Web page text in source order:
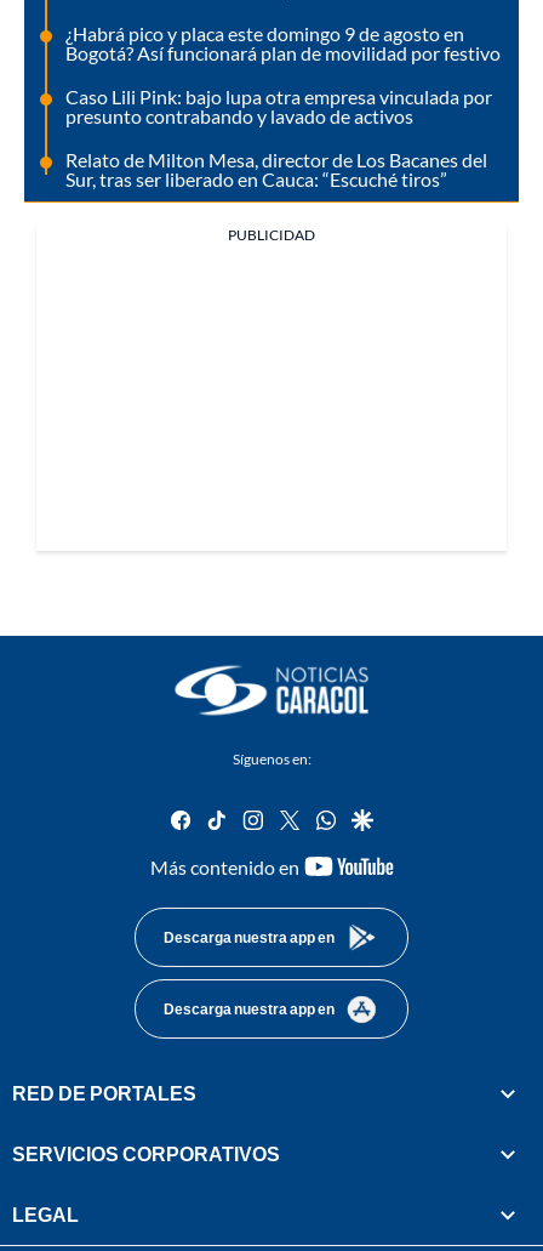
¿Habrá pico y placa este domingo 9 de agosto en
Bogotá? Así funcionará plan de movilidad por festivo
Caso Lili Pink: bajo lupa otra empresa vinculada por
presunto contrabando y lavado de activos
Relato de Milton Mesa, director de Los Bacanes del
Sur, tras ser liberado en Cauca: “Escuché tiros”
PUBLICIDAD
Síguenos en:
facebook
tiktok instagram
twitterwhatsapp
google
Más contenido en
youtube-
Descarga nuestra app en
Descarga nuestra app en
RED DE PORTALES
SERVICIOS CORPORATIVOS
LEGAL